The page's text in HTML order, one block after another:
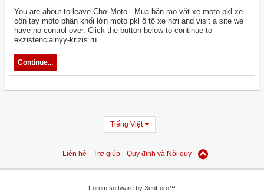
You are about to leave Chợ Moto - Mua bán rao vặt xe moto pkl xe
côn tay moto phân khối lớn moto pkl ô tô xe hơi and visit a site we
have no control over. Click the button below to continue to
ekzistencialnyy-krizis.ru.
Continue...
Tiếng Việt
Liên hệ Trợ giúp Quy định và Nội quy
Forum software by XenForo™